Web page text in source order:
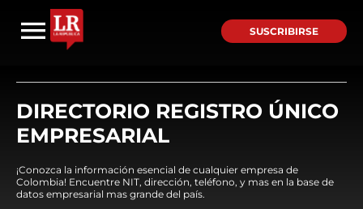
SUSCRIBIRSE
DIRECTORIO REGISTRO ÚNICO
EMPRESARIAL
¡Conozca la información esencial de cualquier empresa de
Colombia! Encuentre NIT, dirección, teléfono, y mas en la base de
datos empresarial mas grande del país.